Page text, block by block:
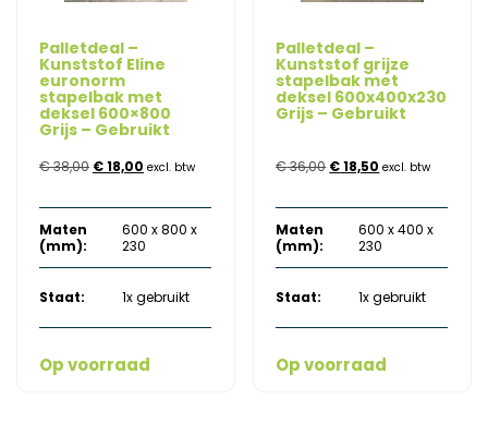
Palletdeal –
Kunststof Eline
euronorm
stapelbak met
deksel 600×800
Grijs – Gebruikt
€38,00 Oorspronkelijke
was:
€ 38,00.
€18,00 Huidige
is:
€ 18,00.
excl. btw
Maten
(mm):
600 x 800 x
230
Staat: 1x gebruikt
Op voorraad
Palletdeal –
Kunststof grijze
stapelbak met
deksel 600x400x230
Grijs – Gebruikt
€36,00 Oorspronkelijke
was:
€ 36,00.
€18,50 Huidige
is:
€ 18,50.
excl. btw
Maten
(mm):
600 x 400 x
230
Staat: 1x gebruikt
Op voorraad